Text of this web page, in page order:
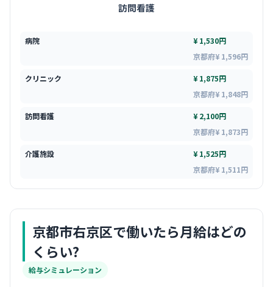
訪問看護
病院
¥ 1,530円
京都府¥ 1,596円
クリニック
¥ 1,875円
京都府¥ 1,848円
訪問看護
¥ 2,100円
京都府¥ 1,873円
介護施設
¥ 1,525円
京都府¥ 1,511円
京都市右京区で働いたら月給はどの
くらい?
給与シミュレーション